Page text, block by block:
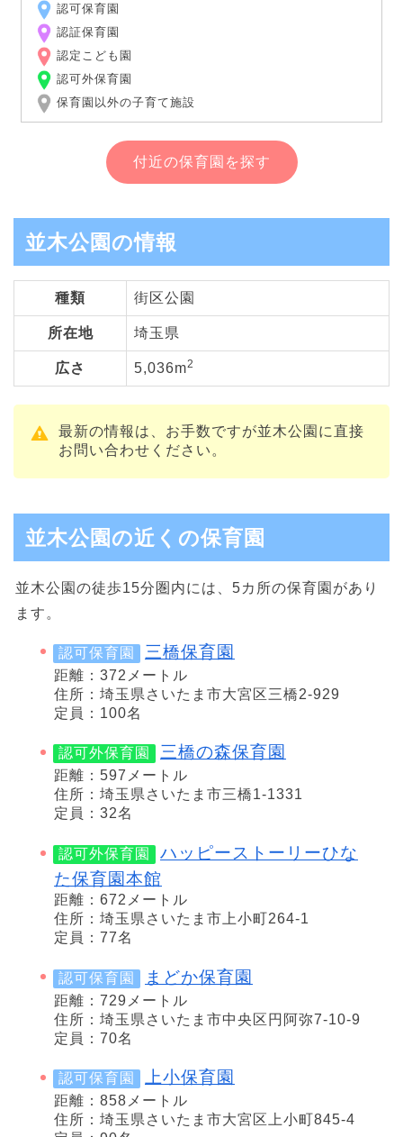
認可保育園
認証保育園
認定こども園
認可外保育園
保育園以外の子育て施設
付近の保育園を探す
並木公園の情報
種類 街区公園
所在地 埼玉県
広さ 5,036m2
最新の情報は、お手数ですが並木公園に直接
お問い合わせください。
並木公園の近くの保育園
並木公園の徒歩15分圏内には、5カ所の保育園があり
ます。
認可保育園 三橋保育園
距離：372メートル
住所：埼玉県さいたま市大宮区三橋2-929
定員：100名
認可外保育園 三橋の森保育園
距離：597メートル
住所：埼玉県さいたま市三橋1-1331
定員：32名
認可外保育園
ハッピーストーリーひな
た保育園本館
距離：672メートル
住所：埼玉県さいたま市上小町264-1
定員：77名
認可保育園 まどか保育園
距離：729メートル
住所：埼玉県さいたま市中央区円阿弥7-10-9
定員：70名
認可保育園 上小保育園
距離：858メートル
住所：埼玉県さいたま市大宮区上小町845-4